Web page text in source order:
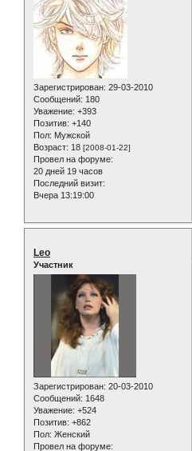
Зарегистрирован: 29-03-2010
Сообщений: 180
Уважение: +393
Позитив: +140
Пол: Мужской
Возраст: 18 [2008-01-22]
Провел на форуме:
20 дней 19 часов
Последний визит:
Вчера 13:19:00
Leo
Участник
Зарегистрирован: 20-03-2010
Сообщений: 1648
Уважение: +524
Позитив: +862
Пол: Женский
Провел на форуме: